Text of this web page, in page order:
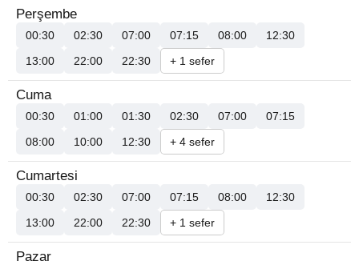
Perşembe
00:30 02:30 07:00 07:15 08:00
12:30
13:00
22:00 22:30 + 1 sefer
Cuma
00:30 01:00 01:30 02:30 07:00
07:15
08:00
10:00 12:30 + 4 sefer
Cumartesi
00:30 02:30 07:00 07:15 08:00
12:30
13:00
22:00 22:30 + 1 sefer
Pazar